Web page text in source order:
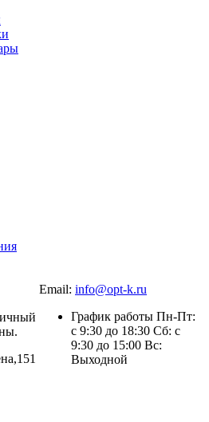
Email: info@opt-k.ru
График работы Пн-Пт:
с 9:30 до 18:30 Сб: с
9:30 до 15:00 Вс:
Выходной